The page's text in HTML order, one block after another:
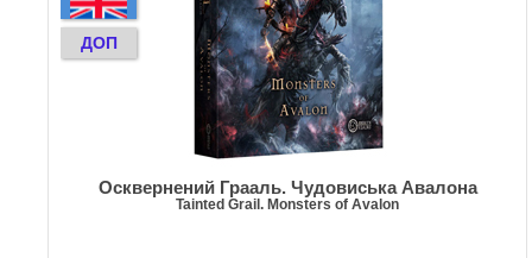
ДОП
Осквернений Грааль. Чудовиська Авалона
Tainted Grail. Monsters of Avalon